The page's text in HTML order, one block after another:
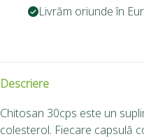
Livrăm oriunde în
Descriere
Chitosan 30cps este un
colesterol. Fiecare capsulă